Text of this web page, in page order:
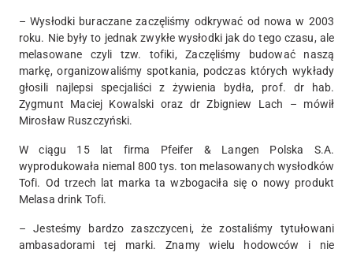
– Wysłodki buraczane zaczęliśmy odkrywać od nowa w 2003
roku. Nie były to jednak zwykłe wysłodki jak do tego czasu, ale
melasowane czyli tzw. tofiki, Zaczęliśmy budować naszą
markę, organizowaliśmy spotkania, podczas których wykłady
głosili najlepsi specjaliści z żywienia bydła, prof. dr hab.
Zygmunt Maciej Kowalski oraz dr Zbigniew Lach – mówił
Mirosław Ruszczyński.
W ciągu 15 lat firma Pfeifer & Langen Polska S.A.
wyprodukowała niemal 800 tys. ton melasowanych wysłodków
Tofi. Od trzech lat marka ta wzbogaciła się o nowy produkt
Melasa drink Tofi.
– Jesteśmy bardzo zaszczyceni, że zostaliśmy tytułowani
ambasadorami tej marki. Znamy wielu hodowców i nie